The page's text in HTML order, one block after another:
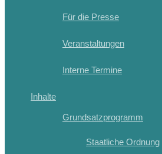
Für die Presse
Veranstaltungen
Interne Termine
Inhalte
Grundsatzprogramm
Staatliche Ordnung